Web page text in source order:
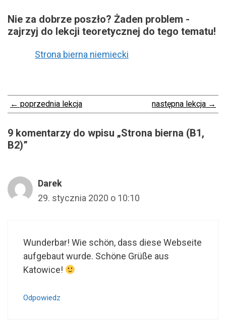
Nie za dobrze poszło? Żaden problem -
zajrzyj do lekcji teoretycznej do tego tematu!
Strona bierna niemiecki
← poprzednia lekcja następna lekcja →
9 komentarzy do wpisu „Strona bierna (B1,
B2)”
Darek
29. stycznia 2020 o 10:10
Wunderbar! Wie schön, dass diese Webseite
aufgebaut wurde. Schöne Grüße aus
Katowice!
Odpowiedz